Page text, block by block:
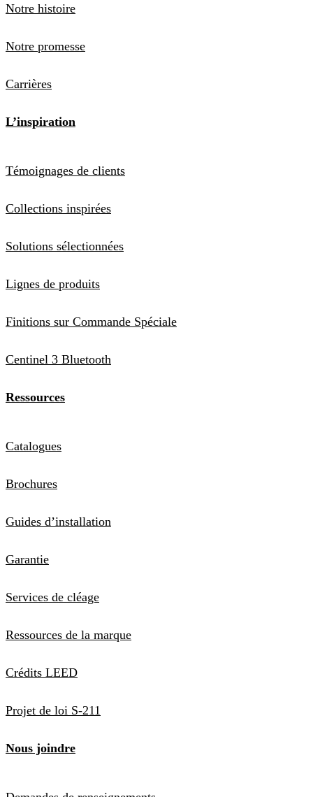
Notre histoire
Notre promesse
Carrières
L’inspiration
Témoignages de clients
Collections inspirées
Solutions sélectionnées
Lignes de produits
Finitions sur Commande Spéciale
Centinel 3 Bluetooth
Ressources
Catalogues
Brochures
Guides d’installation
Garantie
Services de cléage
Ressources de la marque
Crédits LEED
Projet de loi S-211
Nous joindre